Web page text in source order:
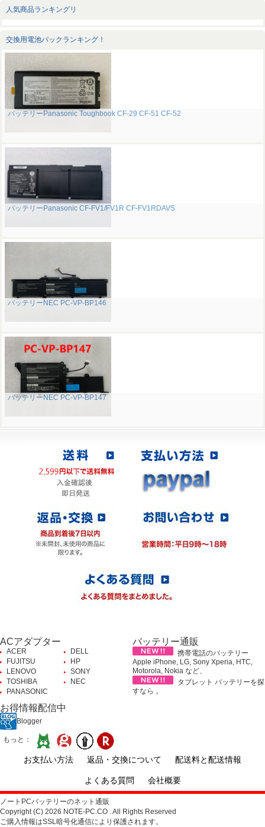
人気商品ランキングリ
交換用電池パックランキング！
バッテリーPanasonic Toughbook CF-29 CF-51 CF-52
バッテリーPanasonic CF-FV1/FV1R CF-FV1RDAVS
バッテリーNEC PC-VP-BP146
バッテリーNEC PC-VP-BP147
ACアダプター
ACER
DELL
FUJITSU
HP
LENOVO
SONY
TOSHIBA
NEC
PANASONIC
バッテリー通販
携帯電話のバッテリー
Apple iPhone, LG, Sony Xperia, HTC,
Motorola, Nokia など、
タブレット バッテリーを探
すなら 。
お得情報配信中
Blogger
もっと：
お支払い方法 返品・交換について 配送料と配送情報
よくある質問 会社概要
ノートPCバッテリーのネット通販
Copyright (C) 2026 NOTE-PC.CO . All Rights Reserved
ご購入情報はSSL暗号化通信により保護されます。